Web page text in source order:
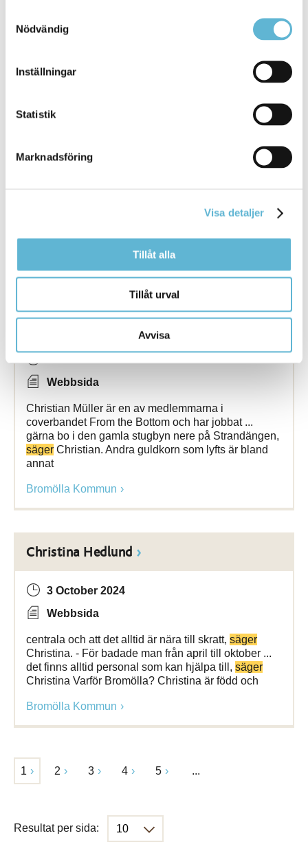
Nödvändig
Inställningar
Statistik
Marknadsföring
Visa detaljer
Tillåt alla
Tillåt urval
Avvisa
Webbsida
när just din fastighet kommer att få
Christian Müller
Webbsida
Christian Müller är en av medlemmarna i
coverbandet From the Bottom och har jobbat ...
gärna bo i den gamla stugbyn nere på Strandängen,
säger Christian. Andra guldkorn som lyfts är bland
annat
Bromölla Kommun
Christina Hedlund
3 October 2024
Webbsida
centrala och att det alltid är nära till skratt, säger
Christina. - För badade man från april till oktober ...
det finns alltid personal som kan hjälpa till, säger
Christina Varför Bromölla? Christina är född och
Bromölla Kommun
1 2 3 4 5 ...
Resultat per sida: